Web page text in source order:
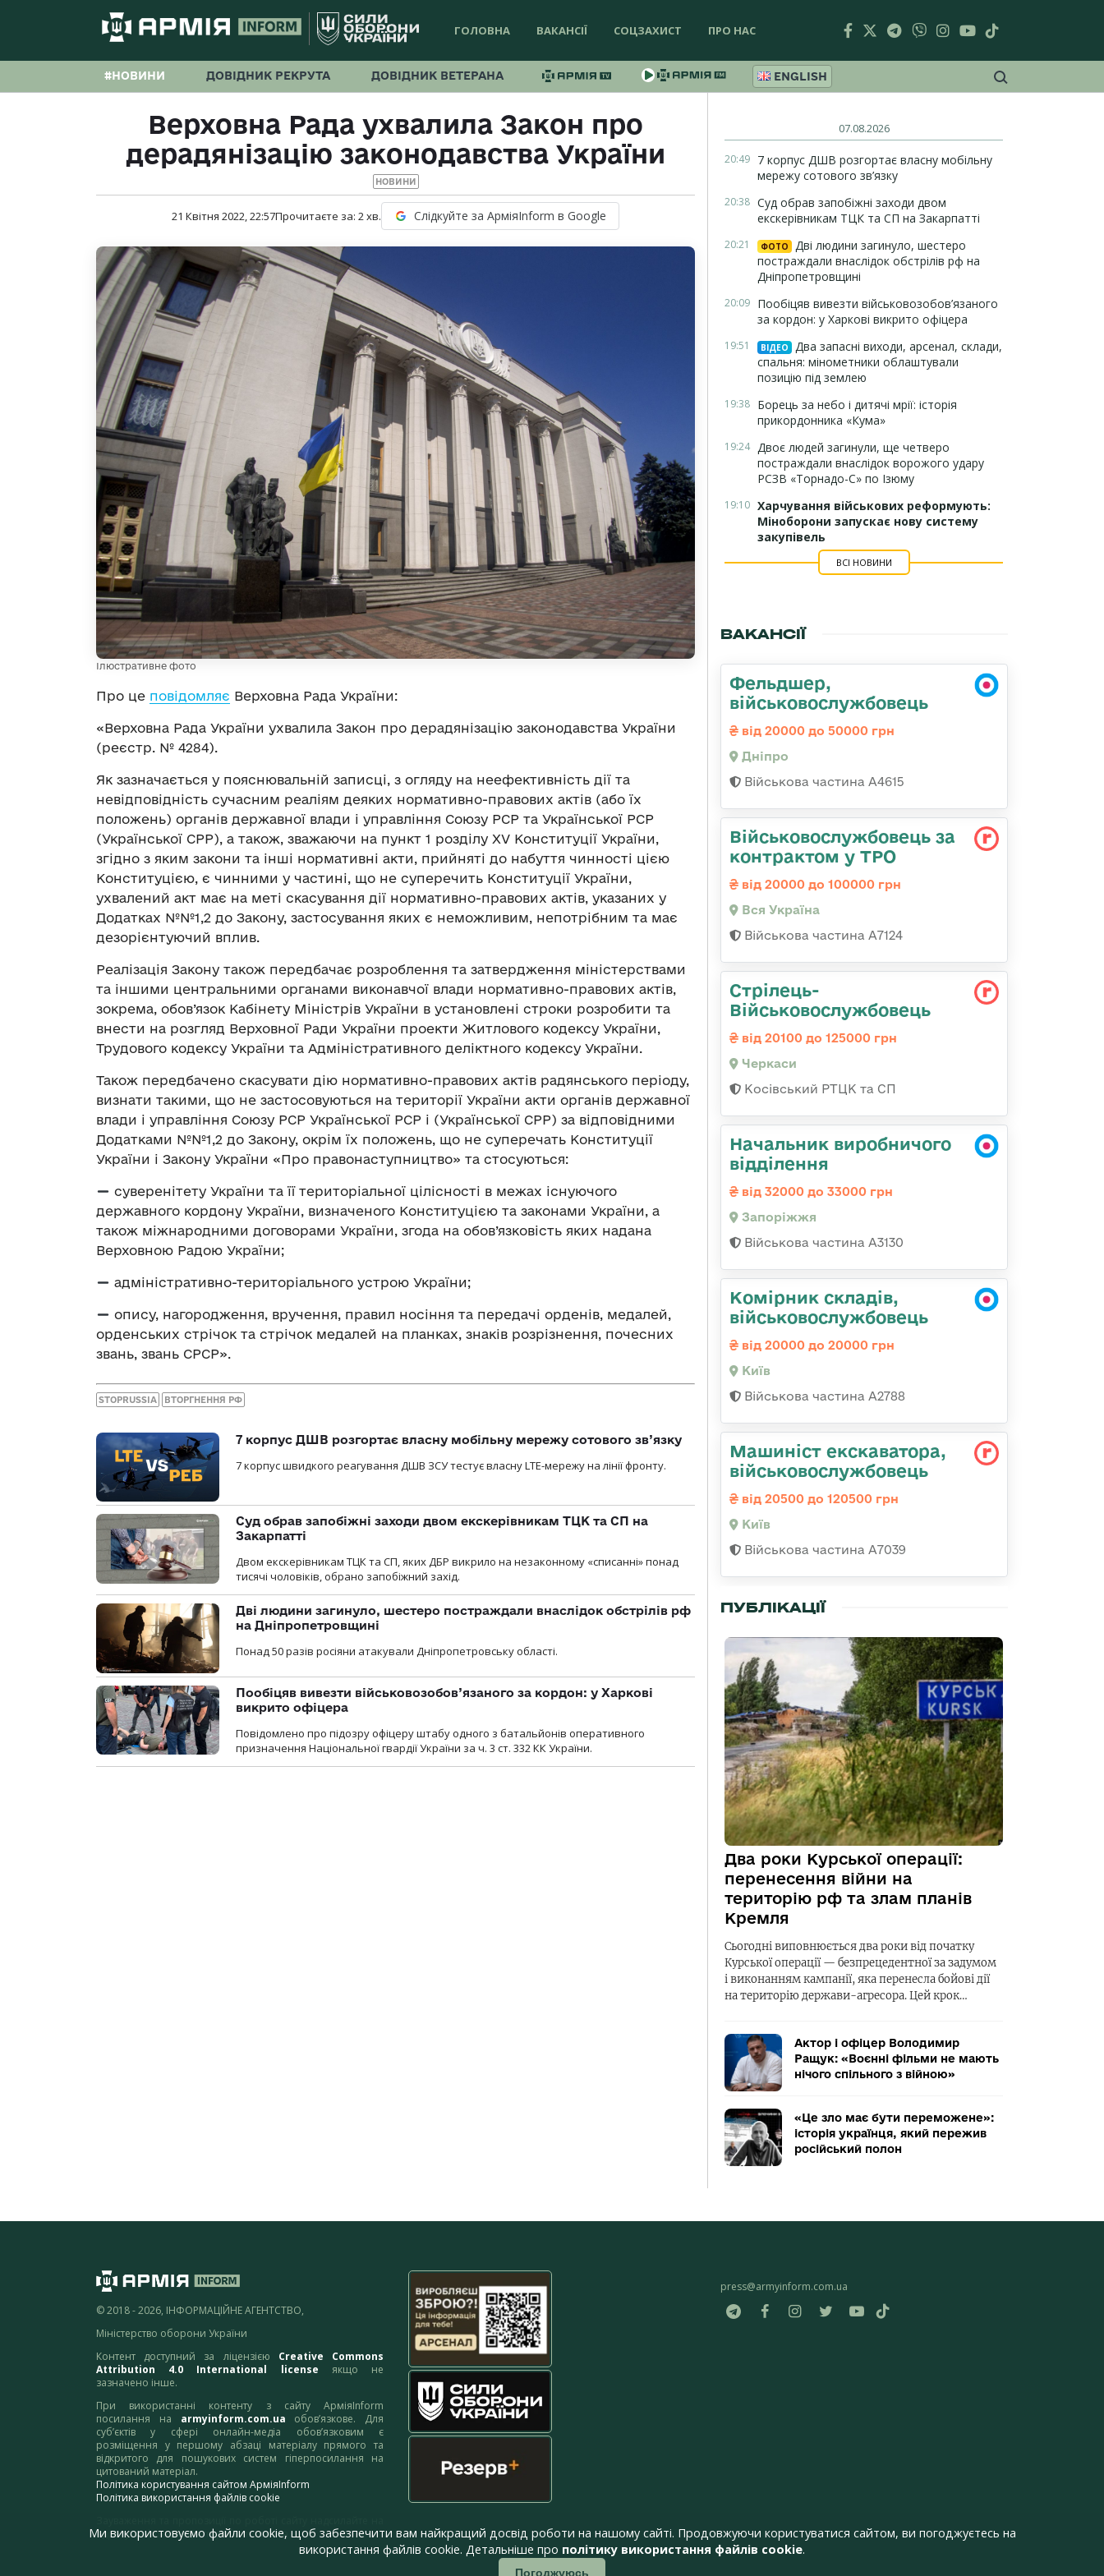
ГОЛОВНА ВАКАНСІЇ СОЦЗАХИСТ ПРО НАС
#НОВИНИ ДОВІДНИК РЕКРУТА ДОВІДНИК ВЕТЕРАНА ENGLISH
Верховна Рада ухвалила Закон про
дерадянізацію законодавства України
НОВИНИ
21 Квітня 2022, 22:57Прочитаєте за: 2хв. Слідкуйте за АрміяInform в Google
Ілюстративне фото
Про це повідомляє Верховна Рада України:
«Верховна Рада України ухвалила Закон про дерадянізацію законодавства України
(реєстр. № 4284).
Як зазначається у пояснювальній записці, з огляду на неефективність дії та
невідповідність сучасним реаліям деяких нормативно-правових актів (або їх
положень) органів державної влади і управління Союзу РСР та Української РСР
(Української СРР), а також, зважаючи на пункт 1 розділу XV Конституції України,
згідно з яким закони та інші нормативні акти, прийняті до набуття чинності цією
Конституцією, є чинними у частині, що не суперечить Конституції України,
ухвалений акт має на меті скасування дії нормативно-правових актів, указаних у
Додатках №№1,2 до Закону, застосування яких є неможливим, непотрібним та має
дезорієнтуючий вплив.
Реалізація Закону також передбачає розроблення та затвердження міністерствами
та іншими центральними органами виконавчої влади нормативно-правових актів,
зокрема, обов’язок Кабінету Міністрів України в установлені строки розробити та
внести на розгляд Верховної Ради України проекти Житлового кодексу України,
Трудового кодексу України та Адміністративного деліктного кодексу України.
Також передбачено скасувати дію нормативно-правових актів радянського періоду,
визнати такими, що не застосовуються на території України акти органів державної
влади і управління Союзу РСР Української РСР і (Української СРР) за відповідними
Додатками №№1,2 до Закону, окрім їх положень, що не суперечать Конституції
України і Закону України «Про правонаступництво» та стосуються:
суверенітету України та її територіальної цілісності в межах існуючого
державного кордону України, визначеного Конституцією та законами України, а
також міжнародними договорами України, згода на обов’язковість яких надана
Верховною Радою України;
адміністративно-територіального устрою України;
опису, нагородження, вручення, правил носіння та передачі орденів, медалей,
орденських стрічок та стрічок медалей на планках, знаків розрізнення, почесних
звань, звань СРСР».
STOPRUSSIA ВТОРГНЕННЯ РФ
7 корпус ДШВ розгортає власну мобільну мережу сотового зв’язку
7 корпус швидкого реагування ДШВ ЗСУ тестує власну LTE-мережу на лінії фронту.
Суд обрав запобіжні заходи двом екскерівникам ТЦК та СП на
Закарпатті
Двом екскерівникам ТЦК та СП, яких ДБР викрило на незаконному «списанні» понад
тисячі чоловіків, обрано запобіжний захід.
Дві людини загинуло, шестеро постраждали внаслідок обстрілів рф
на Дніпропетровщині
Понад 50 разів росіяни атакували Дніпропетровську області.
Пообіцяв вивезти військовозобов’язаного за кордон: у Харкові
викрито офіцера
Повідомлено про підозру офіцеру штабу одного з батальйонів оперативного
призначення Національної гвардії України за ч. 3 ст. 332 КК України.
07.08.2026
20:49 7 корпус ДШВ розгортає власну мобільну
мережу сотового зв’язку
20:38 Суд обрав запобіжні заходи двом
екскерівникам ТЦК та СП на Закарпатті
20:21 ФОТО
Дві людини загинуло, шестеро
постраждали внаслідок обстрілів рф на
Дніпропетровщині
20:09 Пообіцяв вивезти військовозобов’язаного
за кордон: у Харкові викрито офіцера
19:51 ВІДЕО
Два запасні виходи, арсенал, склади,
спальня: мінометники облаштували
позицію під землею
19:38 Борець за небо і дитячі мрії: історія
прикордонника «Кума»
19:24 Двоє людей загинули, ще четверо
постраждали внаслідок ворожого удару
РСЗВ «Торнадо-С» по Ізюму
19:10 Харчування військових реформують:
Міноборони запускає нову систему
закупівель
ВСІ НОВИНИ
ВАКАНСІЇ
Фельдшер,
військовослужбовець
від 20000 до 50000 грн
Дніпро
Військова частина А4615
Військовослужбовець за
контрактом у ТРО
від 20000 до 100000 грн
Вся Україна
Військова частина А7124
Стрілець-
Військовослужбовець
від 20100 до 125000 грн
Черкаси
Косівський РТЦК та СП
Начальник виробничого
відділення
від 32000 до 33000 грн
Запоріжжя
Військова частина А3130
Комірник складів,
військовослужбовець
від 20000 до 20000 грн
Київ
Військова частина А2788
Машиніст екскаватора,
військовослужбовець
від 20500 до 120500 грн
Київ
Військова частина А7039
ПУБЛІКАЦІЇ
Два роки Курської операції:
перенесення війни на
територію рф та злам планів
Кремля
Сьогодні виповнюється два роки від початку
Курської операції — безпрецедентної за задумом
і виконанням кампанії, яка перенесла бойові дії
на територію держави-агресора. Цей крок…
Актор і офіцер Володимир
Ращук: «Воєнні фільми не мають
нічого спільного з війною»
«Це зло має бути переможене»:
історія українця, який пережив
російський полон
© 2018 - 2026, ІНФОРМАЦІЙНЕ АГЕНТСТВО,
Міністерство оборони України
Контент доступний за ліцензією Creative Commons
Attribution 4.0 International license якщо не
зазначено інше.
При використанні контенту з сайту АрміяInform
посилання на armyinform.com.ua обов’язкове. Для
суб’єктів у сфері онлайн-медіа обов’язковим є
розміщення у першому абзаці матеріалу прямого та
відкритого для пошукових систем гіперпосилання на
цитований матеріал.
Політика користування сайтом АрміяInform
Політика використання файлів cookie
адресу:webmaster@armyinform.com.ua
press@armyinform.com.ua
Ми використовуємо файли cookie, щоб забезпечити вам найкращий досвід роботи на нашому сайті. Продовжуючи користуватися сайтом, ви погоджуєтесь на
використання файлів cookie. Детальніше про політику використання файлів cookie.
Погоджуюсь